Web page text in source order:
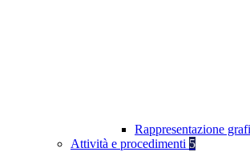
Rappresentazione
Attività e procedimenti 5